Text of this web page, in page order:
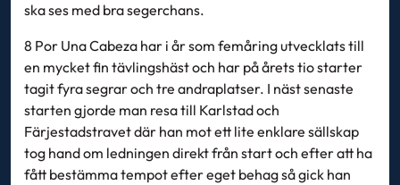
ska ses med bra segerchans.
8 Por Una Cabeza har i år som femåring utvecklats till
en mycket fin tävlingshäst och har på årets tio starter
tagit fyra segrar och tre andraplatser. I näst senaste
starten gjorde man resa till Karlstad och
Färjestadstravet där han mot ett lite enklare sällskap
tog hand om ledningen direkt från start och efter att ha
fått bestämma tempot efter eget behag så gick han